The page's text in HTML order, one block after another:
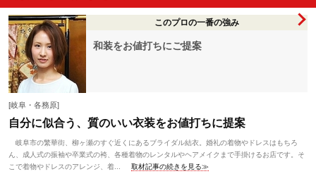
このプロの一番の強み
和装をお値打ちにご提案
[岐阜・各務原]
自分に似合う、質のいい衣装をお値打ちに提案
岐阜市の繁華街、柳ヶ瀬のすぐ近くにあるブライダル結衣。婚礼の着物やドレスはもちろ
ん、成人式の振袖や卒業式の袴、各種着物のレンタルやヘアメイクまで手掛けるお店です。そ
こで着物やドレスのアレンジ、着...
取材記事の続きを見る≫